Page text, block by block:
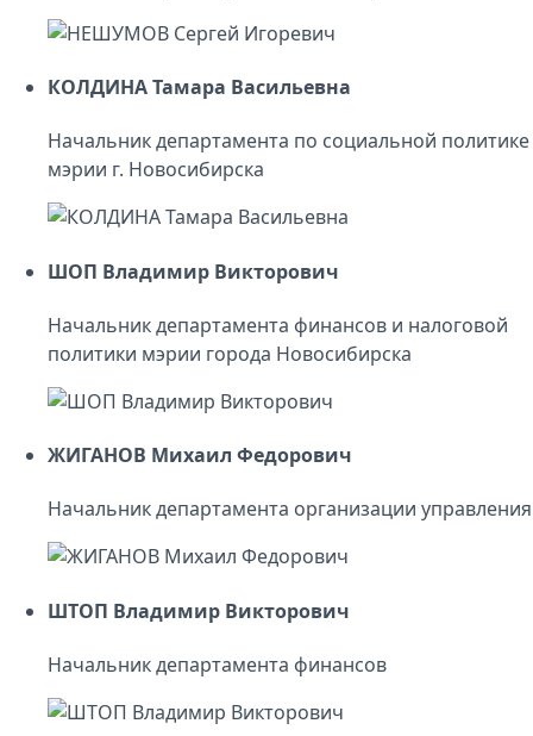
КОЛДИНА Тамара Васильевна
Начальник департамента по социальной политике
мэрии г. Новосибирска
ШОП Владимир Викторович
Начальник департамента финансов и налоговой
политики мэрии города Новосибирска
ЖИГАНОВ Михаил Федорович
Начальник департамента организации управления
ШТОП Владимир Викторович
Начальник департамента финансов